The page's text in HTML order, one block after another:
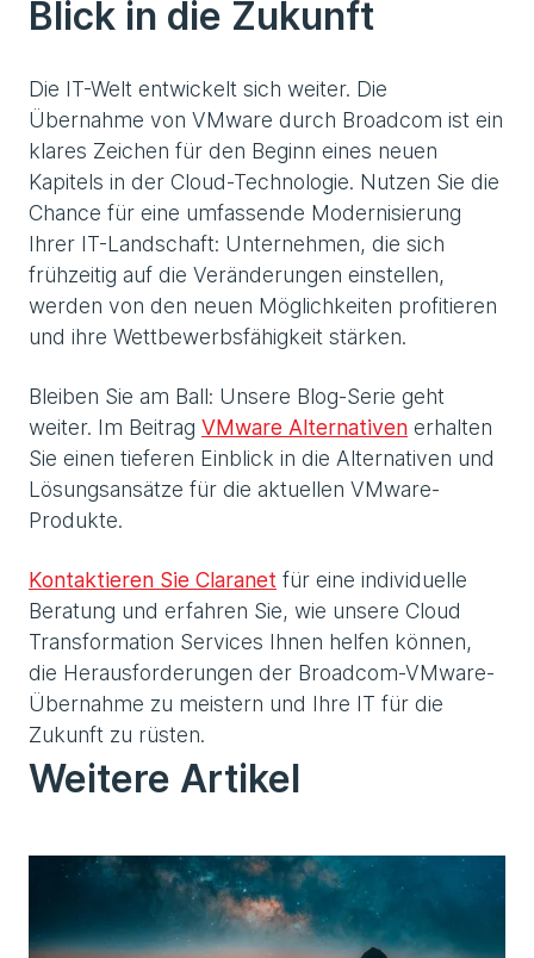
Blick in die Zukunft
Die IT-Welt entwickelt sich weiter. Die
Übernahme von VMware durch Broadcom ist ein
klares Zeichen für den Beginn eines neuen
Kapitels in der Cloud-Technologie. Nutzen Sie die
Chance für eine umfassende Modernisierung
Ihrer IT-Landschaft: Unternehmen, die sich
frühzeitig auf die Veränderungen einstellen,
werden von den neuen Möglichkeiten profitieren
und ihre Wettbewerbsfähigkeit stärken.
Bleiben Sie am Ball: Unsere Blog-Serie geht
weiter. Im Beitrag VMware Alternativen erhalten
Sie einen tieferen Einblick in die Alternativen und
Lösungsansätze für die aktuellen VMware-
Produkte.
Kontaktieren Sie Claranet für eine individuelle
Beratung und erfahren Sie, wie unsere Cloud
Transformation Services Ihnen helfen können,
die Herausforderungen der Broadcom-VMware-
Übernahme zu meistern und Ihre IT für die
Zukunft zu rüsten.
Weitere Artikel